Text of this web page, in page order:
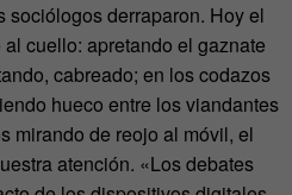
sociólogos derraparon. Hoy el
cuello: apretando el gaznate
cabreado; en los codazos
hueco entre los viandantes
mirando de reojo al móvil, el
atención. «Los debates